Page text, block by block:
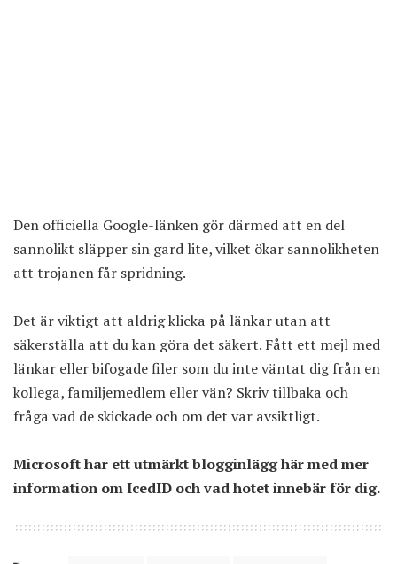
Den officiella Google-länken gör därmed att en del
sannolikt släpper sin gard lite, vilket ökar sannolikheten
att trojanen får spridning.
Det är viktigt att aldrig klicka på länkar utan att
säkerställa att du kan göra det säkert. Fått ett mejl med
länkar eller bifogade filer som du inte väntat dig från en
kollega, familjemedlem eller vän? Skriv tillbaka och
fråga vad de skickade och om det var avsiktligt.
Microsoft har ett utmärkt blogginlägg härmed mer
information om IcedID och vad hotet innebär för dig.